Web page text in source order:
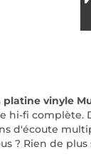
platine vinyle
fi
d'écoute
? Rien de